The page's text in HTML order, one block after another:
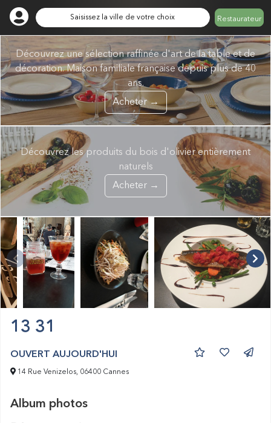
Saisissez la ville de votre choix Restaurateur
Découvrez une sélection raffinée d'art de la table et de
décoration. Maison familiale française depuis plus de 40
ans.
Acheter →
Découvrez les produits du bois d'olivier entièrement
naturels
Acheter →
13 31
OUVERT AUJOURD'HUI
14 Rue Venizelos, 06400 Cannes
Album photos